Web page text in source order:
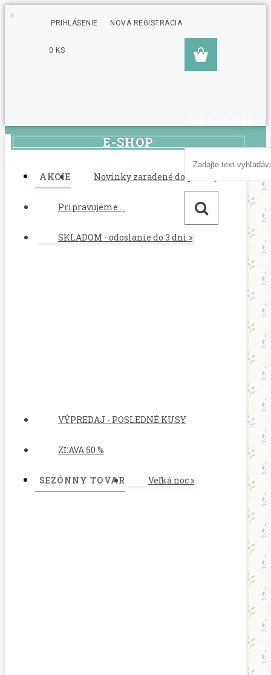
PRIHLÁSENIE NOVÁ REGISTRÁCIA
0 KS
E-SHOP
AKCIE Novinky zaradené do ponuky
Pripravujeme ...
SKLADOM - odoslanie do 3 dni »
VÝPREDAJ - POSLEDNÉ KUSY
ZĽAVA 50 %
SEZÓNNY TOVAR Veľká noc »